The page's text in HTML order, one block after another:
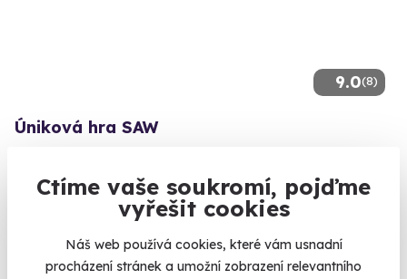
Ctíme vaše soukromí, pojďme
vyřešit cookies
Náš web používá cookies, které vám usnadní
procházení stránek a umožní zobrazení relevantního
9.0(8)
Úniková hra SAW
Praha 10